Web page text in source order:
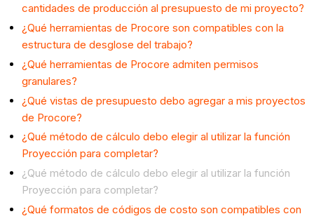
cantidades de producción al presupuesto de mi proyecto?
¿Qué herramientas de Procore son compatibles con la
estructura de desglose del trabajo?
¿Qué herramientas de Procore admiten permisos
granulares?
¿Qué vistas de presupuesto debo agregar a mis proyectos
de Procore?
¿Qué método de cálculo debo elegir al utilizar la función
Proyección para completar?
¿Qué método de cálculo debo elegir al utilizar la función
Proyección para completar?
¿Qué formatos de códigos de costo son compatibles con